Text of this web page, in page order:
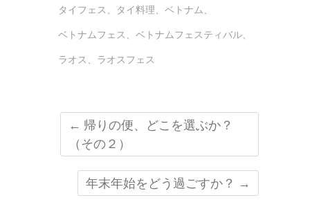
タイフェス 、 タイ料理、 ベトナム、
ベトナムフェス 、 ベトナムフェスティバル、
ラオス 、 ラオスフェス
← 帰りの便、どこを選ぶか？
（その２）
年末年始をどう過ごすか？ →